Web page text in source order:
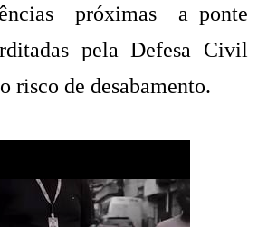
próximas a ponte
pela Defesa Civil
risco de desabamento.